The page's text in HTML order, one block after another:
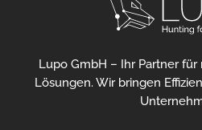
Lupo GmbH – Ihr Partner
Lösungen. Wir bringen